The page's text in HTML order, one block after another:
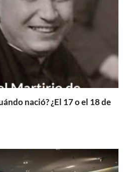
nació? ¿El 17 o el 18 de